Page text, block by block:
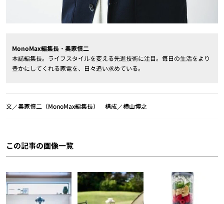
MonoMax編集長・奥家慎二
本誌編集長。ライフスタイルを変える先進技術に注目。毎日の生活をより
豊かにしてくれる家電を、日々追い求めている。
文／奥家慎二（MonoMax編集長） 構成／横山博之
この記事の画像一覧